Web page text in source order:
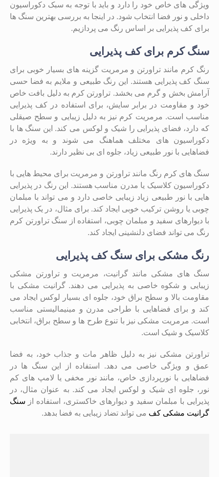
ویژگی‌ های خاص خود را دارد و باید با توجه به سبک دکوراسیون
داخلی و نور فضا انتخاب شود. در اینجا به بررسی بهترین سنگ‌ ها
برای کف پذیرایی بر اساس رنگ می‌ پردازیم.
سنگ کرم برای کف پذیرایی
رنگ کرم مانند تراورتن و مرمریت گزینه ‌های بسیار خوبی برای
سنگ کف پذیرایی هستند. این رنگ طبیعی و ملایم به فضا حسی
آرامش ‌بخش و گرم می‌ بخشد. تراورتن کرم به دلیل بافت خاص
خود و مقاومت در برابر سایش، برای استفاده در کف پذیرایی
مناسب است. مرمریت کرم نیز به دلیل زیبایی و سطح صیقلی
که دارد، فضای پذیرایی را شیک و لوکس می ‌کند. این سنگ ‌ها با
دکوراسیون‌ های مختلف هماهنگ می‌ شوند و به‌ ویژه در
فضاهایی با نور طبیعی زیاد، جلوه‌ ای بی‌ نظیر دارند.
سنگ ‌های کرم رنگ مانند تراورتن و مرمریت برای محیط‌ هایی با
دکوراسیون کلاسیک یا مدرن مناسب هستند. این رنگ در پذیرایی
‌هایی با نور طبیعی زیاد زیبایی خاصی دارد و می ‌تواند با مبلمان
چوبی یا روشن ترکیب خوبی ایجاد کند. برای مثال، در یک پذیرایی
با دیوارهای سفید و مبلمان چوبی، استفاده از سنگ تراورتن کرم
رنگ می ‌تواند فضای دلنشینی ایجاد کند.
رنگ مشکی برای سنگ کف پذیرایی
سنگ ‌های مشکی مانند گرانیت، مرمریت و تراورتن مشکی
زیبایی و شکوه خاصی به پذیرایی می‌ دهند. گرانیت مشکی با
مقاومت بالا و سطح براق خود، جلوه ‌ای بسیار لوکس ایجاد می
‌کند و برای فضاهایی با طراحی مدرن و مینیمالیستی مناسب
است. مرمریت مشکی نیز با تنوع طرح ‌ها و سطح براق، انتخابی
کلاسیک و شیک است.
تراورتن مشکی نیز به دلیل ظاهر مات و جذاب خود، به فضا
عمق و ویژگی خاصی می‌ دهد. استفاده از این سنگ ‌ها در
فضاهایی با نورپردازی خاص، مانند نور مخفی یا لامپ‌ های کم‌
نور، جلوه ‌ای شیک و لوکس ایجاد می‌ کند. به‌ عنوان مثال، در
پذیرایی با مبلمان سفید و دیوارهای خاکستری، استفاده از سنگ
گرانیت مشکی کف می ‌تواند تضاد زیبایی به فضا بدهد.